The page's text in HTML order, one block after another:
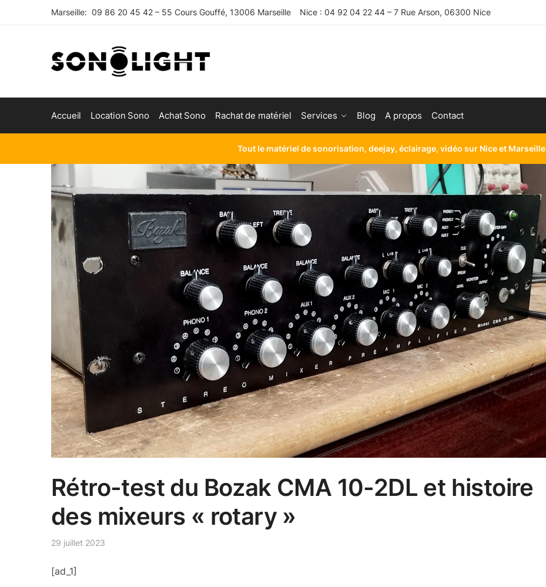
Marseille: 09 86 20 45 42 – 55 Cours Gouffé, 13006 Marseille Nice : 04 92 04 22 44 – 7 Rue Arson, 06300 Nice
Accueil Location Sono Achat Sono Rachat de matériel Services Blog A propos Contact
Tout le matériel de sonorisation, deejay, éclairage, vidéo sur Nice et Marseille
Rétro-test du Bozak CMA 10-2DL et histoire
des mixeurs « rotary »
29 juillet 2023
[ad_1]